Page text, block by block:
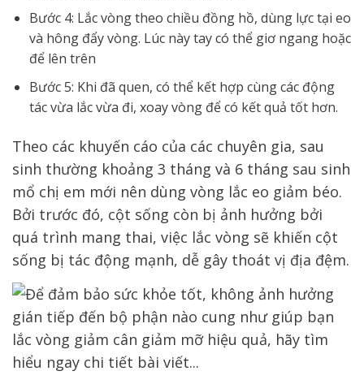
Bước 4: Lắc vòng theo chiều đồng hồ, dùng lực tại eo
và hông đẩy vòng. Lúc này tay có thể giơ ngang hoặc
để lên trên
Bước 5: Khi đã quen, có thể kết hợp cùng các động
tác vừa lắc vừa đi, xoay vòng để có kết quả tốt hơn.
Theo các khuyến cáo của các chuyên gia, sau
sinh thường khoảng 3 tháng và 6 tháng sau sinh
mổ chị em mới nên dùng vòng lắc eo giảm béo.
Bởi trước đó, cột sống còn bị ảnh hưởng bởi
quá trình mang thai, việc lắc vòng sẽ khiến cột
sống bị tác động mạnh, dễ gây thoát vị địa đệm.